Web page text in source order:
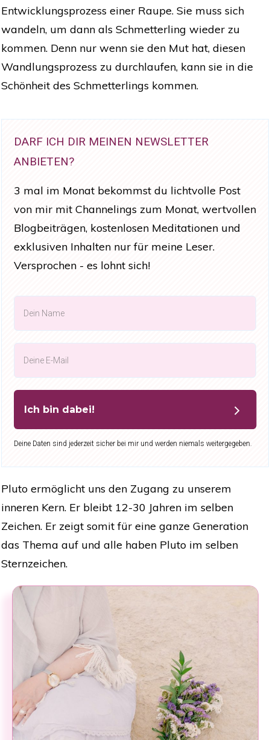
Entwicklungsprozess einer Raupe. Sie muss sich
wandeln, um dann als Schmetterling wieder zu
kommen. Denn nur wenn sie den Mut hat, diesen
Wandlungsprozess zu durchlaufen, kann sie in die
Schönheit des Schmetterlings kommen.
DARF ICH DIR MEINEN NEWSLETTER
ANBIETEN?
3 mal im Monat bekommst du lichtvolle Post
von mir mit Channelings zum Monat, wertvollen
Blogbeiträgen, kostenlosen Meditationen und
exklusiven Inhalten nur für meine Leser.
Versprochen - es lohnt sich!
Ich bin dabei!
Deine Daten sind jederzeit sicher bei mir und werden niemals weitergegeben.
Pluto ermöglicht uns den Zugang zu unserem
inneren Kern. Er bleibt 12-30 Jahren im selben
Zeichen. Er zeigt somit für eine ganze Generation
das Thema auf und alle haben Pluto im selben
Sternzeichen.